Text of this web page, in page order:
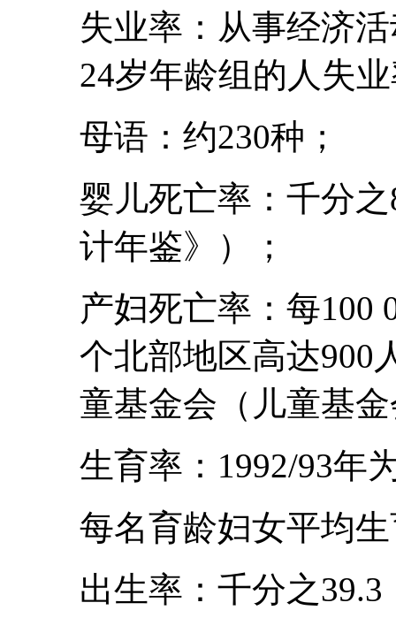
失业率：从事经济
24岁年龄组的人失
母语：约230种；
婴儿死亡率：千分
计年鉴》）；
产妇死亡率：每100
个北部地区高达900
童基金会（儿童基
生育率：1992/93年
每名育龄妇女平均
出生率：千分之39.3